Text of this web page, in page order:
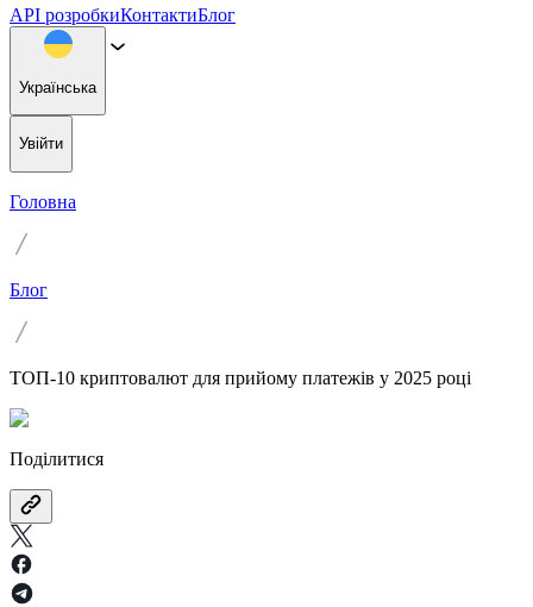
API розробкиКонтактиБлог
Українська
Увійти
Головна
Блог
ТОП-10 криптовалют для прийому платежів у 2025 році
Поділитися